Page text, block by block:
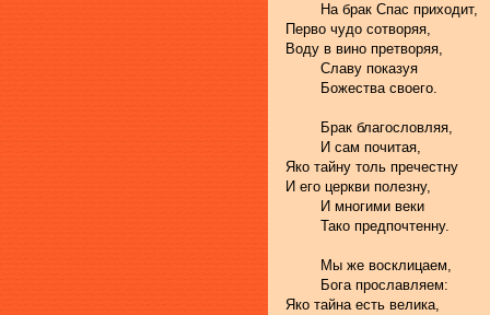
	На брак Спас приходит,
Перво чудо сотворяя,
Воду в вино претворяя,
	Славу показуя
	Божества своего.
	Брак благословляя,
	И сам почитая,
Яко тайну толь пречестну
И его церкви полезну,
	И многими веки
	Тако предпочтенну.
	Мы же восклицаем,
	Бога прославляем:
Яко тайна есть велика,